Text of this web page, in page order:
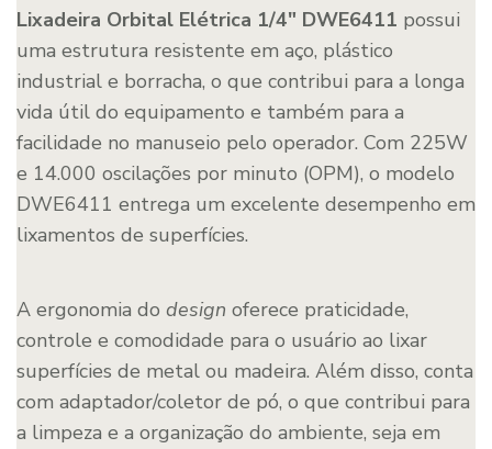
Lixadeira Orbital Elétrica 1/4″ DWE6411 possui
uma estrutura resistente em aço, plástico
industrial e borracha, o que contribui para a longa
vida útil do equipamento e também para a
facilidade no manuseio pelo operador. Com 225W
e 14.000 oscilações por minuto (OPM), o modelo
DWE6411 entrega um excelente desempenho em
lixamentos de superfícies.
A ergonomia do design oferece praticidade,
controle e comodidade para o usuário ao lixar
superfícies de metal ou madeira. Além disso, conta
com adaptador/coletor de pó, o que contribui para
a limpeza e a organização do ambiente, seja em